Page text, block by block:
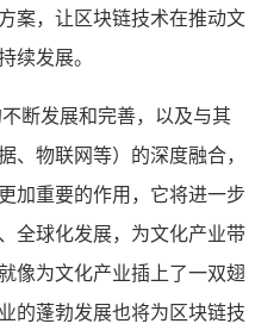
案，让区块链技术在推动文
续发展。
断发展和完善，以及与其
、物联网等）的深度融合，
加重要的作用，它将进一步
全球化发展，为文化产业带
像为文化产业插上了一双翅
的蓬勃发展也将为区块链技